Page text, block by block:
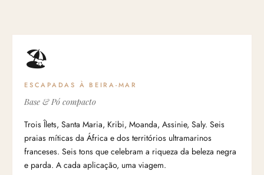
🏖
ESCAPADAS À BEIRA-MAR
Base & Pó compacto
Trois Îlets, Santa Maria, Kribi, Moanda, Assinie, Saly. Seis
praias míticas da África e dos territórios ultramarinos
franceses. Seis tons que celebram a riqueza da beleza negra
e parda. A cada aplicação, uma viagem.